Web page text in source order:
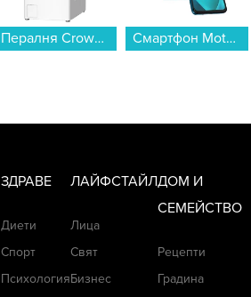
Пералня Crown CTL6012W , 1200 об./мин., 6.00 kg, C , Бял... Смартфон Motorola MOTO G57 POWER 5G 256/12 GREEN , 12 GB, 256 GB...
ЗДРАВЕ
Диети
Спорт
Психология
ЛАЙФСТАЙЛ
Лица
Свят
Бизнес
ДОМ И
СЕМЕЙСТВО
Рецепти
Градина